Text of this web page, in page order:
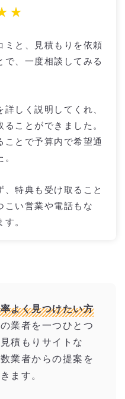
ミと、見積もりを依頼
で、一度相談してみる
詳しく説明してくれ、
ことができました。
ことで予算内で希望通
特典も受け取ること
こい営業や電話もな
。
よく見つけたい方
業者を一つひとつ
積もりサイトな
業者からの提案を
ます。